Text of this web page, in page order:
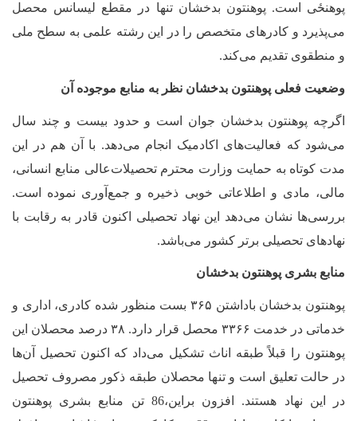
پوهنځی است. پوهنتون بدخشانتنها در مقطع لیسانس محصل
می‌پذیرد و کادرهای متخصص را در این رشته علمی به سطح ملی
و منطقوی تقدیم می‌کند.
وضعیت فعلی پوهنتون بدخشان نظر به منابع موجوده آن
اگرچه پوهنتون بدخشان جوان است و حدود بیست و چند سال
می‌شود که فعالیت‌های اکادمیک انجام می‌دهد. با آن هم در این
مدت کوتاه به حمایت وزارت محترم تحصیلات‌عالی منابع انسانی،
مالی، مادی و اطلاعاتی خوبی ذخیره و جمع‌آوری نموده است.
بررسی‌ها نشان می‌دهد این نهاد تحصیلی اکنون قادر به رقابت با
نهاد‌های تحصیلی برتر کشور می‌باشد.
منابع بشری پوهنتون بدخشان
پوهنتون بدخشان باداشتن ۳۶۵ بست منظور شده کادری، اداری و
خدماتی در خدمت ۳۳۶۶ محصل قرار دارد. ۳۸ درصد محصلان این
پوهنتون را قبلاً طبقه اناث تشکیل می‌داد که اکنون تحصیل آنها
در حالت تعلیق است و تنها محصلان طبقه ذکور مصروف تحصیل
در این نهاد هستند. افزون براین،86 تن منابع بشری پوهنتون